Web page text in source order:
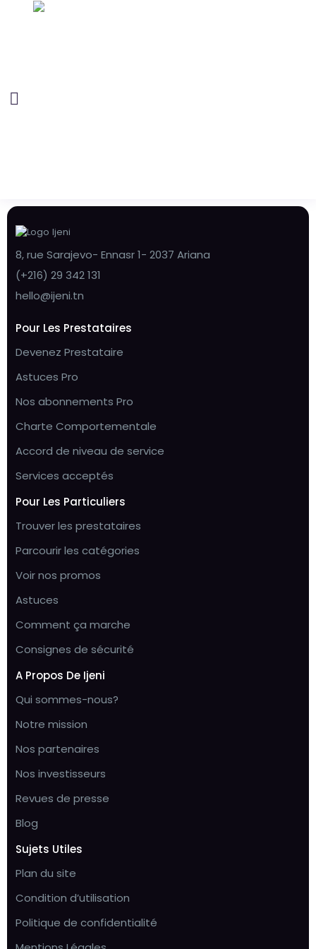
8, rue Sarajevo- Ennasr 1- 2037 Ariana
(+216) 29 342 131
hello@ijeni.tn
Pour Les Prestataires
Devenez Prestataire
Astuces Pro
Nos abonnements Pro
Charte Comportementale
Accord de niveau de service
Services acceptés
Pour Les Particuliers
Trouver les prestataires
Parcourir les catégories
Voir nos promos
Astuces
Comment ça marche
Consignes de sécurité
A Propos De Ijeni
Qui sommes-nous?
Notre mission
Nos partenaires
Nos investisseurs
Revues de presse
Blog
Sujets Utiles
Plan du site
Condition d’utilisation
Politique de confidentialité